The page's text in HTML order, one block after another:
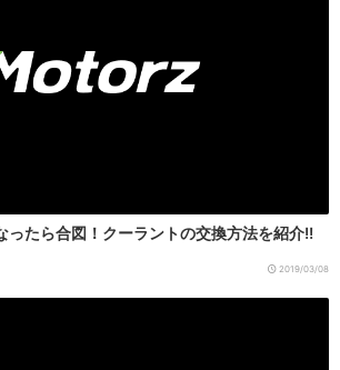
ったら合図！クーラントの交換方法を紹介!!
2019/03/08